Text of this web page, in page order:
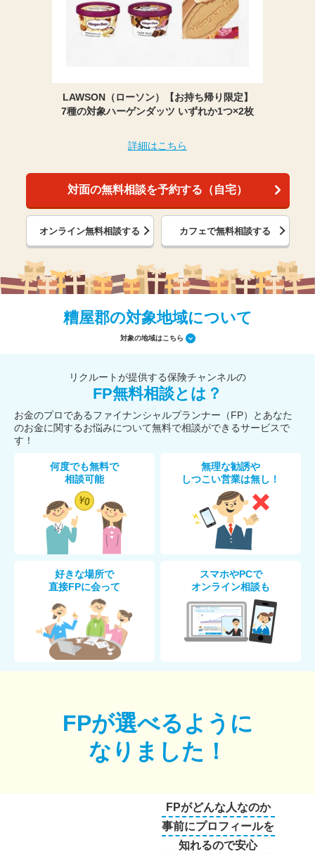
LAWSON（ローソン）【お持ち帰り限定】
7種の対象ハーゲンダッツ いずれか1つ×2枚
詳細はこちら
対面の無料相談を予約する（自宅）
オンライン無料相談する カフェで無料相談する
糟屋郡の対象地域について
対象の地域はこちら
リクルートが提供する保険チャンネルの
FP無料相談とは？
お金のプロであるファイナンシャルプランナー（FP）とあなた
のお金に関するお悩みについて無料で相談ができるサービスで
す！
何度でも無料で
相談可能
無理な勧誘や
しつこい営業は無し！
好きな場所で
直接FPに会って
スマホやPCで
オンライン相談も
FPが選べるように
なりました！
FPがどんな人なのか
事前にプロフィールを
知れるので安心